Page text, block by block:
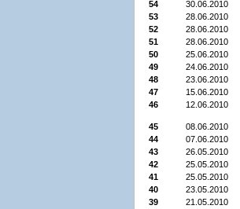
54
30.06.2010
53
28.06.2010
52
28.06.2010
51
28.06.2010
50
25.06.2010
49
24.06.2010
48
23.06.2010
47
15.06.2010
46
12.06.2010
45 08.06.2010
44
07.06.2010
43
26.05.2010
42
25.05.2010
41
25.05.2010
40
23.05.2010
39
21.05.2010